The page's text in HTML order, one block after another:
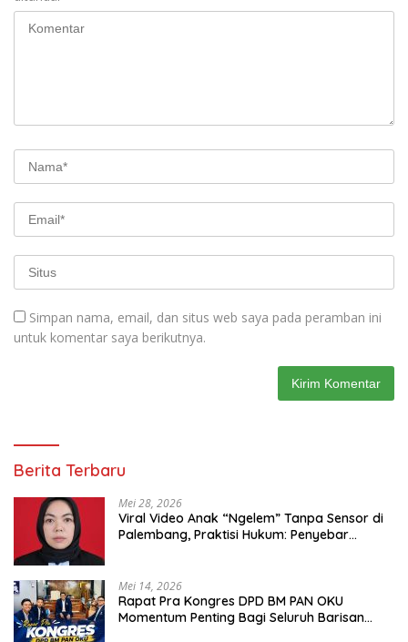
Simpan nama, email, dan situs web saya pada peramban ini
untuk komentar saya berikutnya.
Berita Terbaru
Mei 28, 2026
Viral Video Anak “Ngelem” Tanpa Sensor di
Palembang, Praktisi Hukum: Penyebar
Mei 14, 2026
Rapat Pra Kongres DPD BM PAN OKU
Momentum Penting Bagi Seluruh Barisan